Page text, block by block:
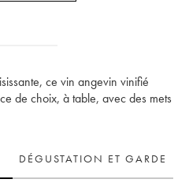
ce vin angevin vinifié
de choix, à table, avec des mets
DÉGUSTATION ET GARDE